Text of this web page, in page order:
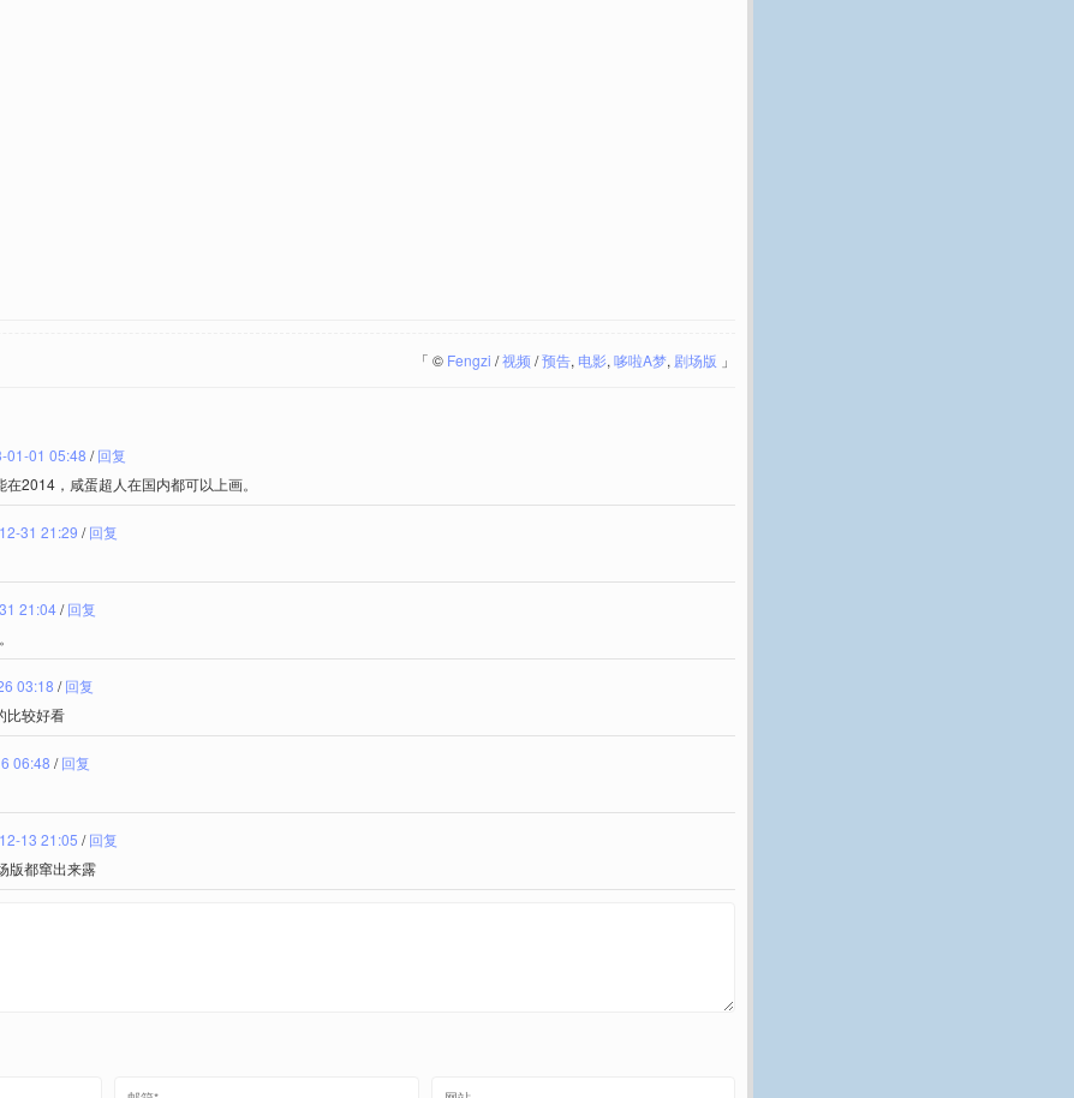
「 © Fengzi /视频/预告, 电影, 哆啦A梦, 剧场版 」
01-01 05:48 /回复
2014，咸蛋超人在国内都可以上画。
31 21:29 /回复
21:04/回复
03:18 /回复
比较好看
06:48 /回复
13 21:05 /回复
版都窜出来露